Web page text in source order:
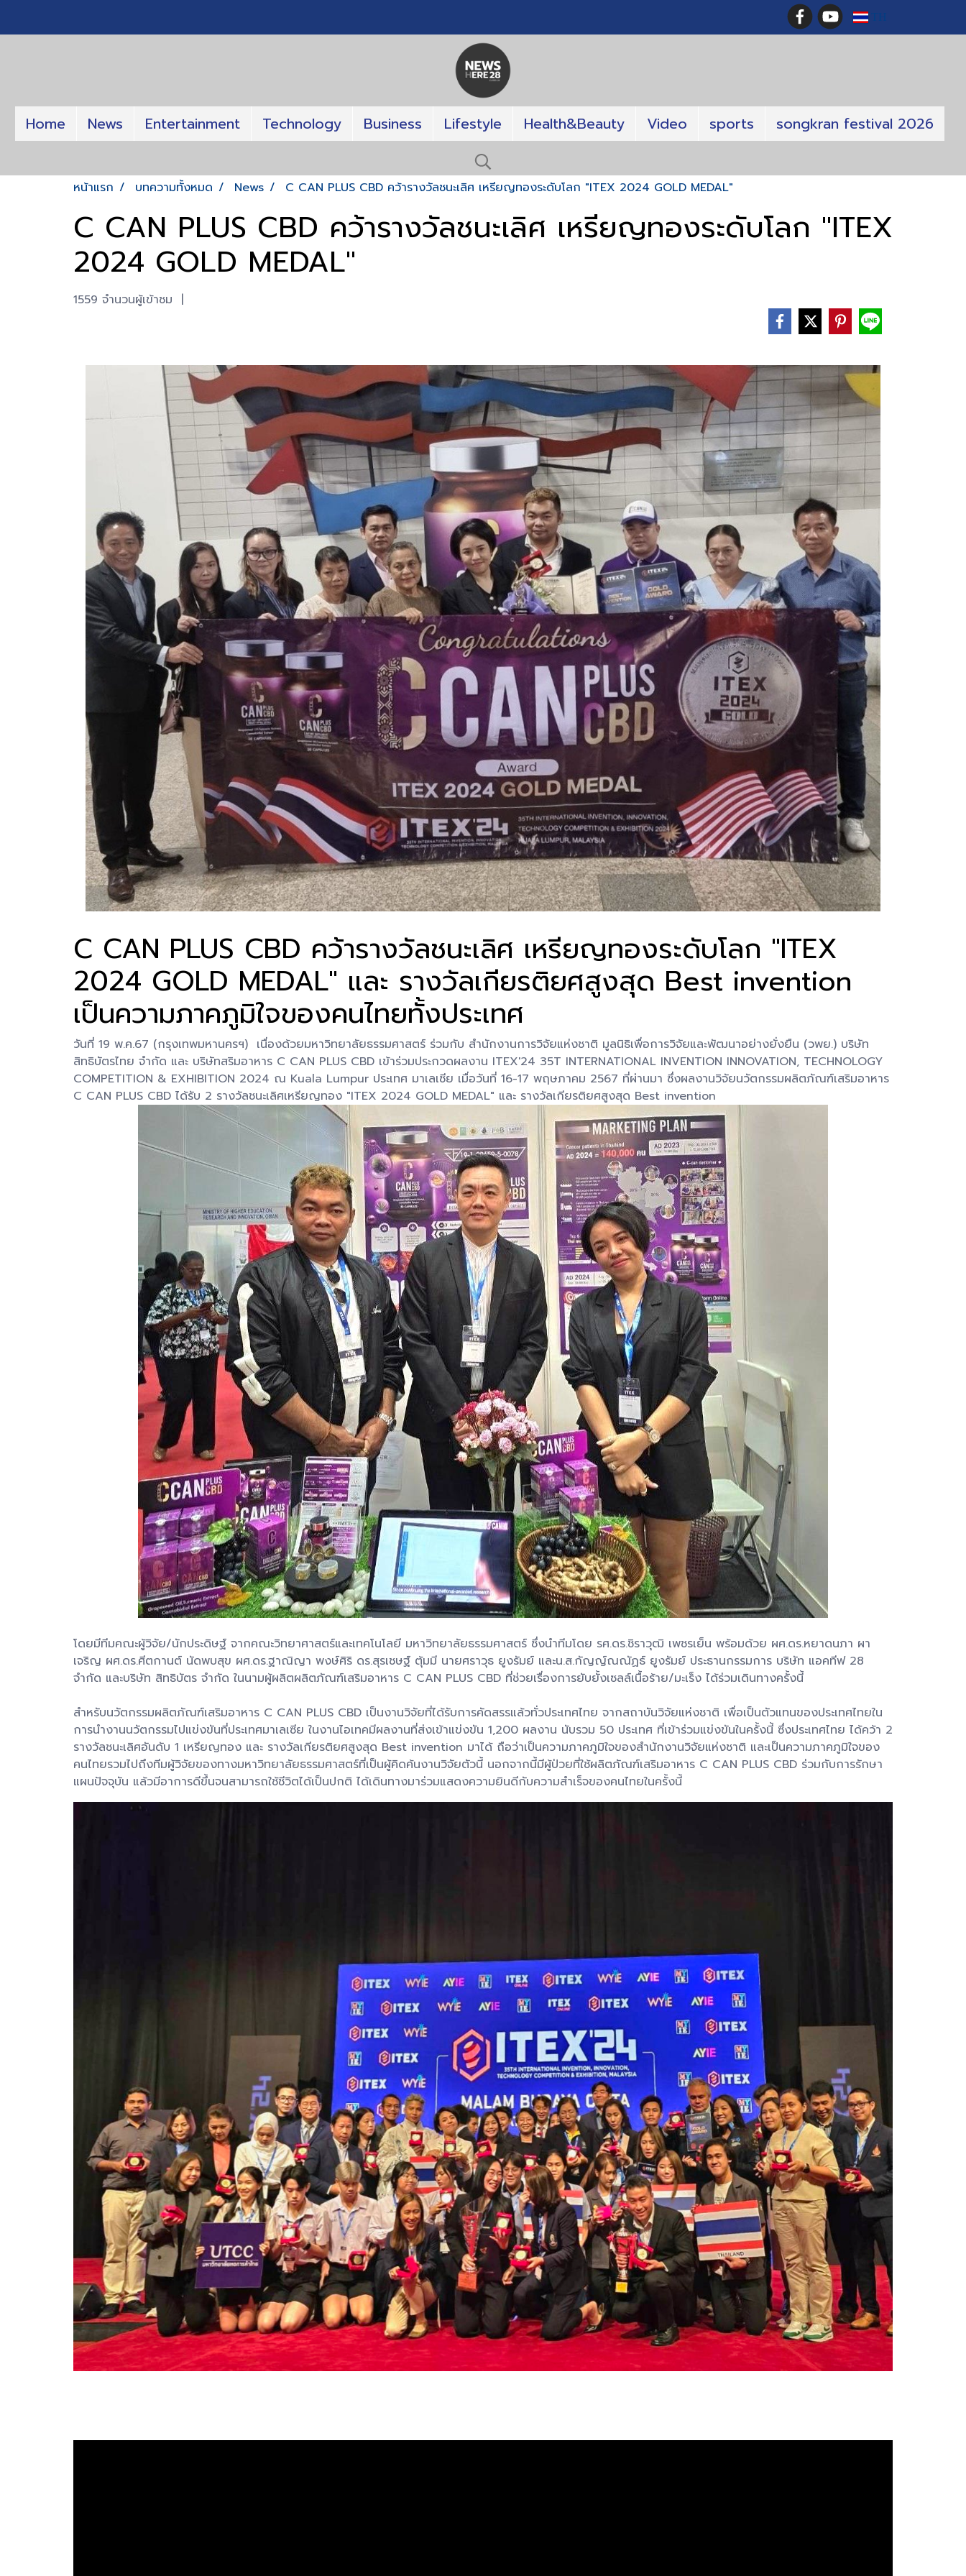
TH
Home News Entertainment Technology Business Lifestyle Health&Beauty Video sports songkran festival 2026
หน้าแรก บทความทั้งหมด News C CAN PLUS CBD คว้ารางวัลชนะเลิศ เหรียญทองระดับโลก "ITEX 2024 GOLD MEDAL"
C CAN PLUS CBD คว้ารางวัลชนะเลิศ เหรียญทองระดับโลก "ITEX
2024 GOLD MEDAL"
1559 จำนวนผู้เข้าชม |
C CAN PLUS CBD คว้ารางวัลชนะเลิศ เหรียญทองระดับโลก "ITEX
2024 GOLD MEDAL" และ รางวัลเกียรติยศสูงสุด Best invention
เป็นความภาคภูมิใจของคนไทยทั้งประเทศ
วันที่ 19 พ.ค.67 (กรุงเทพมหานครฯ) เนื่องด้วยมหาวิทยาลัยธรรมศาสตร์ ร่วมกับ สำนักงานการวิจัยแห่งชาติ มูลนิธิเพื่อการวิจัยและพัฒนาอย่างยั่งยืน (วพย.) บริษัท
สิทธิบัตรไทย จำกัด และ บริษัทสริมอาหาร C CAN PLUS CBD เข้าร่วมประกวดผลงาน ITEX'24 35T INTERNATIONAL INVENTION INNOVATION, TECHNOLOGY
COMPETITION & EXHIBITION 2024 ณ Kuala Lumpur ประเทศ มาเลเซีย เมื่อวันที่ 16-17 พฤษภาคม 2567 ที่ผ่านมา ซึ่งผลงานวิจัยนวัตกรรมผลิตภัณฑ์เสริมอาหาร
C CAN PLUS CBD ได้รับ 2 รางวัลชนะเลิศเหรียญทอง "ITEX 2024 GOLD MEDAL" และ รางวัลเกียรติยศสูงสุด Best invention
โดยมีทีมคณะผู้วิจัย/นักประดิษฐ์ จากคณะวิทยาศาสตร์และเทคโนโลยี มหาวิทยาลัยธรรมศาสตร์ ซึ่งนำทีมโดย รศ.ดร.ชิราวุฒิ เพชรเย็น พร้อมด้วย ผศ.ดร.หยาดนภา ผา
เจริญ ผศ.ดร.ศีตกานต์ นัดพบสุข ผศ.ดร.ฐาณิญา พงษ์ศิริ ดร.สุรเชษฐ์ ตุ้มมี นายศราวุธ ยูงรัมย์ และน.ส.กัญญ์ณณัฏธ์ ยูงรัมย์ ประธานกรรมการ บริษัท แอคทีฟ 28
จำกัด และบริษัท สิทธิบัตร จำกัด ในนามผู้ผลิตผลิตภัณฑ์เสริมอาหาร C CAN PLUS CBD ที่ช่วยเรื่องการยับยั้งเซลล์เนื้อร้าย/มะเร็ง ได้ร่วมเดินทางครั้งนี้
สำหรับนวัตกรรมผลิตภัณฑ์เสริมอาหาร C CAN PLUS CBD เป็นงานวิจัยที่ได้รับการคัดสรรแล้วทั่วประเทศไทย จากสถาบันวิจัยแห่งชาติ เพื่อเป็นตัวแทนของประเทศไทยใน
การนำงานนวัตกรรมไปแข่งขันที่ประเทศมาเลเซีย ในงานไอเทคมีผลงานที่ส่งเข้าแข่งขัน 1,200 ผลงาน นับรวม 50 ประเทศ ที่เข้าร่วมแข่งขันในครั้งนี้ ซึ่งประเทศไทย ได้คว้า 2
รางวัลชนะเลิศอันดับ 1 เหรียญทอง และ รางวัลเกียรติยศสูงสุด Best invention มาได้ ถือว่าเป็นความภาคภูมิใจของสำนักงานวิจัยแห่งชาติ และเป็นความภาคภูมิใจของ
คนไทยรวมไปถึงทีมผู้วิจัยของทางมหาวิทยาลัยธรรมศาสตร์ที่เป็นผู้คิดค้นงานวิจัยตัวนี้ นอกจากนี้มีผู้ป่วยที่ใช้ผลิตภัณฑ์เสริมอาหาร C CAN PLUS CBD ร่วมกับการรักษา
แผนปัจจุบัน แล้วมีอาการดีขึ้นจนสามารถใช้ชีวิตได้เป็นปกติ ได้เดินทางมาร่วมแสดงความยินดีกับความสำเร็จของคนไทยในครั้งนี้